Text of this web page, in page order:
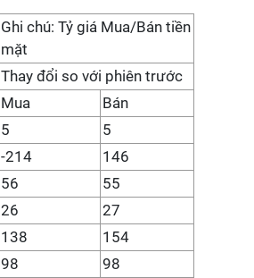
Ghi chú: Tỷ giá Mua/Bán tiền
mặt
Thay đổi so với phiên trước
Mua
Bán
5
5
-214
146
56
55
26
27
138
154
98 98